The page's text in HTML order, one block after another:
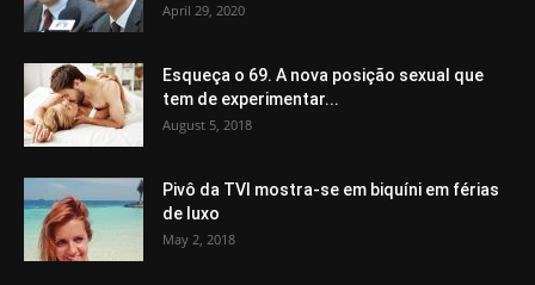
April 29, 2020
Esqueça o 69. A nova posição sexual que
tem de experimentar...
August 5, 2018
Pivô da TVI mostra-se em biquíni em férias
de luxo
May 2, 2018